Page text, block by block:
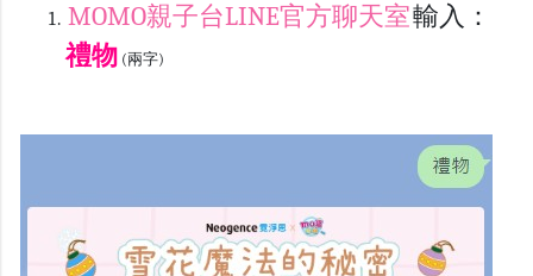
MOMO親子台LINE官方聊天室輸入 ：
禮物 (兩字)